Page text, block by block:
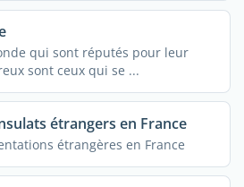
qui sont réputés pour leur
sont ceux qui se ...
étrangers en France
étrangères en France